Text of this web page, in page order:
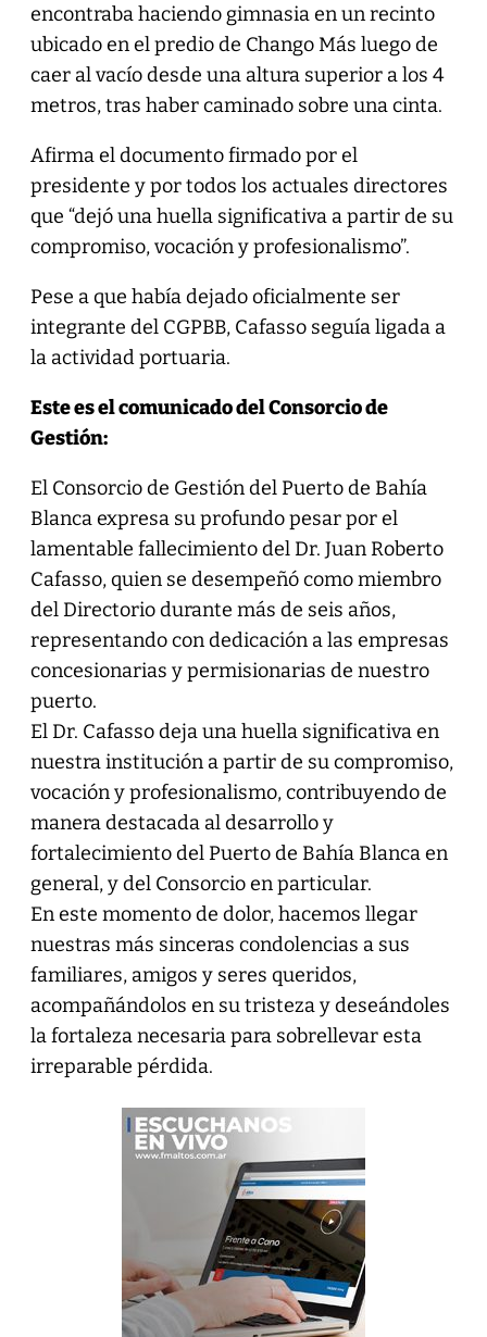
encontraba haciendo gimnasia en un recinto
ubicado en el predio de Chango Más luego de
caer al vacío desde una altura superior a los 4
metros, tras haber caminado sobre una cinta.
Afirma el documento firmado por el
presidente y por todos los actuales directores
que “dejó una huella significativa a partir de su
compromiso, vocación y profesionalismo”.
Pese a que había dejado oficialmente ser
integrante del CGPBB, Cafasso seguía ligada a
la actividad portuaria.
Este es el comunicado del Consorcio de
Gestión:
El Consorcio de Gestión del Puerto de Bahía
Blanca expresa su profundo pesar por el
lamentable fallecimiento del Dr. Juan Roberto
Cafasso, quien se desempeñó como miembro
del Directorio durante más de seis años,
representando con dedicación a las empresas
concesionarias y permisionarias de nuestro
puerto.
El Dr. Cafasso deja una huella significativa en
nuestra institución a partir de su compromiso,
vocación y profesionalismo, contribuyendo de
manera destacada al desarrollo y
fortalecimiento del Puerto de Bahía Blanca en
general, y del Consorcio en particular.
En este momento de dolor, hacemos llegar
nuestras más sinceras condolencias a sus
familiares, amigos y seres queridos,
acompañándolos en su tristeza y deseándoles
la fortaleza necesaria para sobrellevar esta
irreparable pérdida.